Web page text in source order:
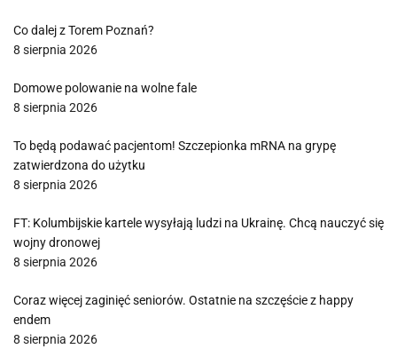
Co dalej z Torem Poznań?
8 sierpnia 2026
Domowe polowanie na wolne fale
8 sierpnia 2026
To będą podawać pacjentom! Szczepionka mRNA na grypę
zatwierdzona do użytku
8 sierpnia 2026
FT: Kolumbijskie kartele wysyłają ludzi na Ukrainę. Chcą nauczyć się
wojny dronowej
8 sierpnia 2026
Coraz więcej zaginięć seniorów. Ostatnie na szczęście z happy
endem
8 sierpnia 2026